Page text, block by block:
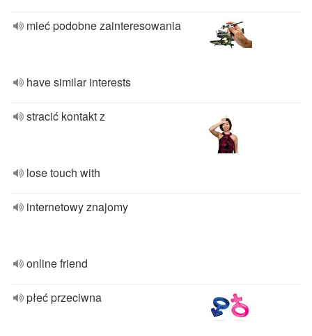
mieć podobne zainteresowania
have similar interests
stracić kontakt z
lose touch with
internetowy znajomy
online friend
płeć przeciwna